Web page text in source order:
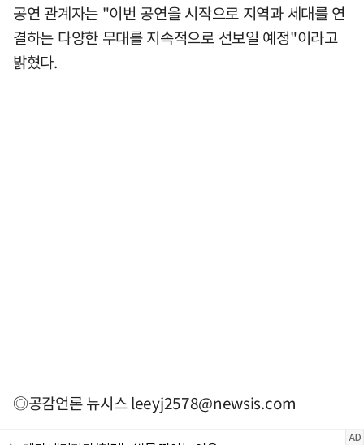
공연 관계자는 "이번 공연을 시작으로 지역과 세대를 연
결하는 다양한 무대를 지속적으로 선보일 예정"이라고
밝혔다.
◎공감언론 뉴시스leeyj2578@newsis.com